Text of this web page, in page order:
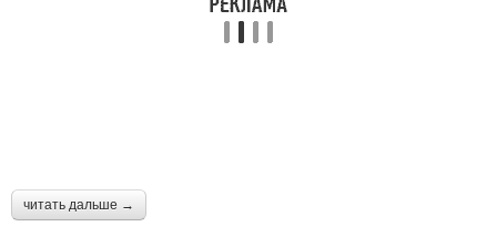
условиях
читать дальше →